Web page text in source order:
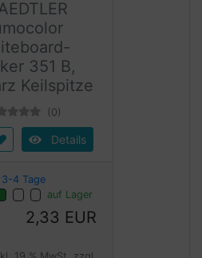
351 B,
Keilspitze
(0)
Details
3-4 Tage
auf Lager
2,33 EUR